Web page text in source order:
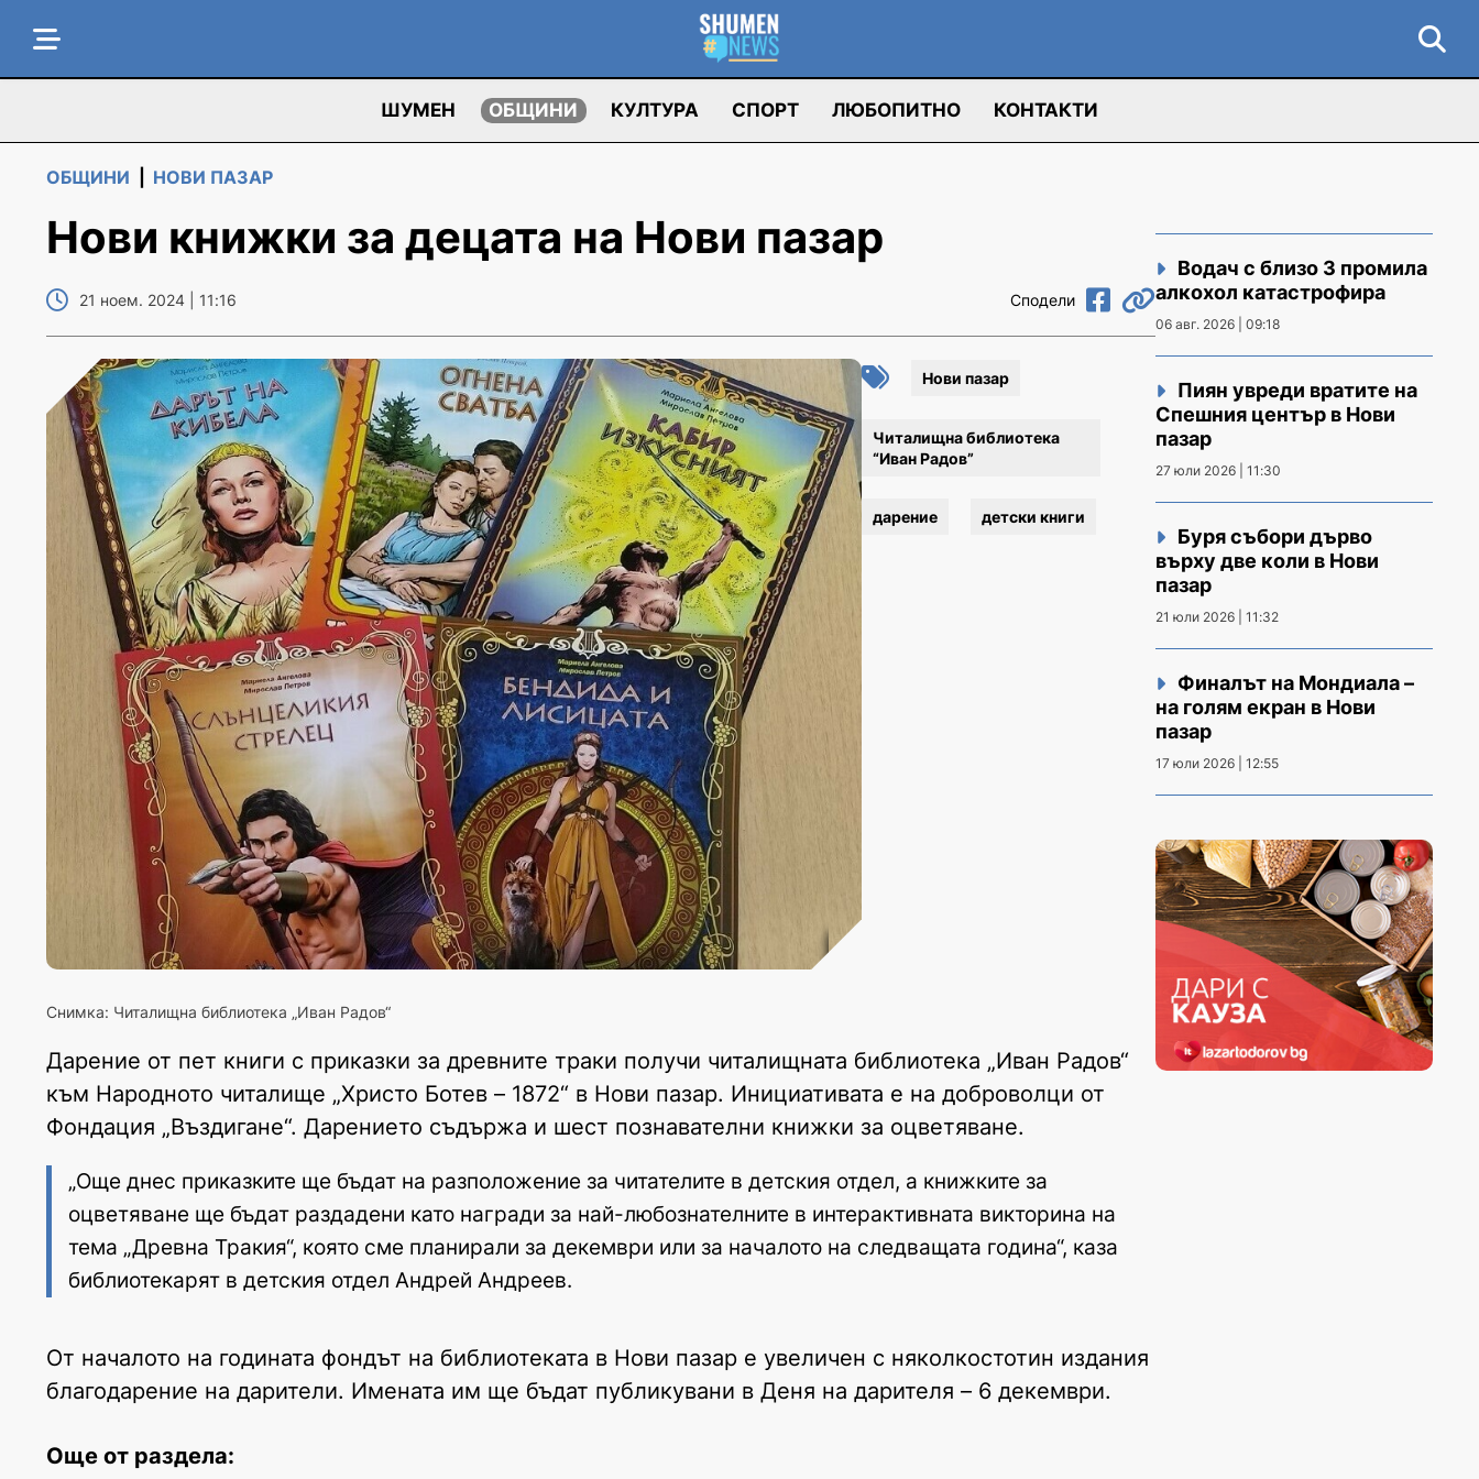
ШУМЕН ОБЩИНИ КУЛТУРА СПОРТ ЛЮБОПИТНО КОНТАКТИ
ОБЩИНИ НОВИ ПАЗАР
Нови книжки за децата на Нови пазар
21 ноем. 2024 | 11:16 Сподели
Нови пазар
Читалищна библиотека
“Иван Радов”
дарение детски книги
Снимка: Читалищна библиотека „Иван Радов“
Дарение от пет книги с приказки за древните траки получи читалищната библиотека „Иван Радов“
към Народното читалище „Христо Ботев – 1872“ в Нови пазар. Инициативата е на доброволци от
Фондация „Въздигане“. Дарението съдържа и шест познавателни книжки за оцветяване.
„Още днес приказките ще бъдат на разположение за читателите в детския отдел, а книжките за
оцветяване ще бъдат раздадени като награди за най-любознателните в интерактивната викторина на
тема „Древна Тракия“, която сме планирали за декември или за началото на следващата година“, каза
библиотекарят в детския отдел Андрей Андреев.
От началото на годината фондът на библиотеката в Нови пазар е увеличен с няколкостотин издания
благодарение на дарители. Имената им ще бъдат публикувани в Деня на дарителя – 6 декември.
Още от раздела:
Водач с близо 3 промила
алкохол катастрофира
06 авг. 2026 | 09:18
Пиян увреди вратите на
Спешния център в Нови
пазар
27 юли 2026 | 11:30
Буря събори дърво
върху две коли в Нови
пазар
21 юли 2026 | 11:32
Финалът на Мондиала –
на голям екран в Нови
пазар
17 юли 2026 | 12:55